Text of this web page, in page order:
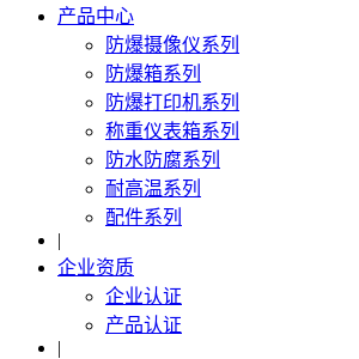
产品中心
防爆摄像仪系列
防爆箱系列
防爆打印机系列
称重仪表箱系列
防水防腐系列
耐高温系列
配件系列
|
企业资质
企业认证
产品认证
|